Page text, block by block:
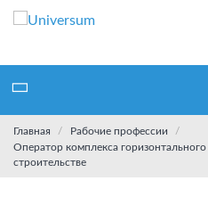
Главная
Рабочие профессии
Оператор комплекса
строительстве